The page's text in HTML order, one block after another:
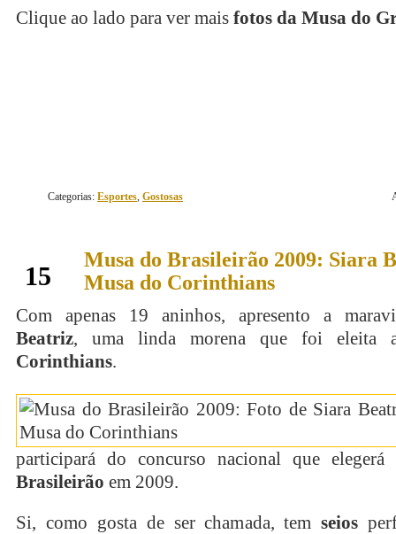
Clique ao lado para ver mais fotos da Musa do
Categorias: Esportes, Gostosas
15
Musa do Brasileirão 2009: Siara
Musa do Corinthians
Com apenas 19 aninhos, apresento a
Beatriz, uma linda morena que foi
Corinthians.
participará do concurso nacional que
Brasileirão em 2009.
Si, como gosta de ser chamada, temseios